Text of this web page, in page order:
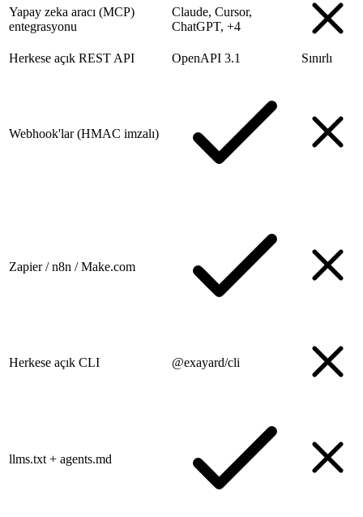
Yapay zeka aracı (MCP)
entegrasyonu
Claude, Cursor,
ChatGPT, +4
Herkese açık REST API OpenAPI 3.1 Sınırlı
Webhook'lar (HMAC imzalı)
Zapier / n8n / Make.com
Herkese açık CLI @exayard/cli
llms.txt + agents.md